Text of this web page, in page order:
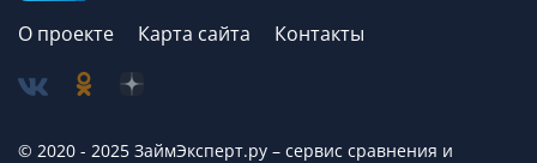
О проекте Карта сайта Контакты
© 2020 - 2025 ЗаймЭксперт.ру – сервис cравнения и